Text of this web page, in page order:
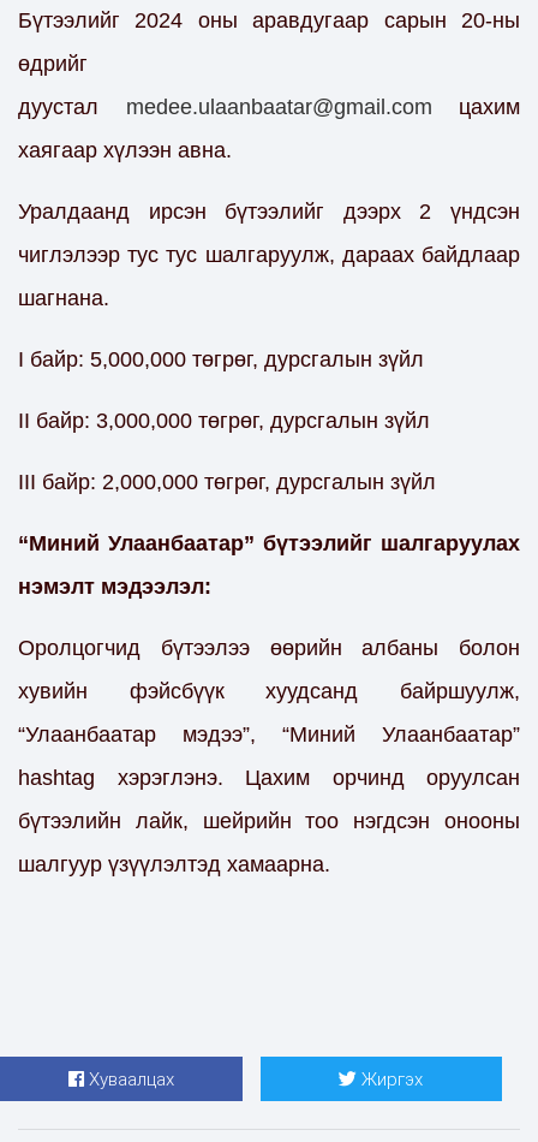
Бүтээлийг 2024 оны аравдугаар сарын 20-ны
өдрийг
дуустал medee.ulaanbaatar@gmail.com цахим
хаягаар хүлээн авна.
Уралдаанд ирсэн бүтээлийг дээрх 2 үндсэн
чиглэлээр тус тус шалгаруулж, дараах байдлаар
шагнана.
I байр: 5,000,000 төгрөг, дурсгалын зүйл
II байр: 3,000,000 төгрөг, дурсгалын зүйл
III байр: 2,000,000 төгрөг, дурсгалын зүйл
“Миний Улаанбаатар” бүтээлийг шалгаруулах
нэмэлт мэдээлэл:
Оролцогчид бүтээлээ өөрийн албаны болон
хувийн фэйсбүүк хуудсанд байршуулж,
“Улаанбаатар мэдээ”, “Миний Улаанбаатар”
hashtag хэрэглэнэ. Цахим орчинд оруулсан
бүтээлийн лайк, шейрийн тоо нэгдсэн онооны
шалгуур үзүүлэлтэд хамаарна.
Хуваалцах Жиргэх